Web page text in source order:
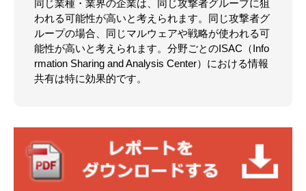
同じ業種・業界の企業は、同じ攻撃者グループに狙
われる可能性が高いと考えられます。同じ攻撃者グ
ループの場合、同じマルウェアや戦略が使われる可
能性が高いと考えられます。分野ごとのISAC（Info
rmation Sharing and Analysis Center）における情報
共有は特に効果的です。